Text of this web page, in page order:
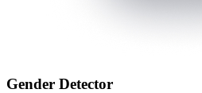
Gender Detector